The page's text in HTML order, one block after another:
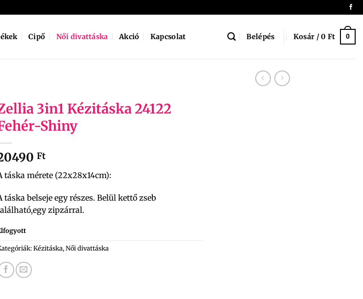
Cipő Női divattáska Akció Kapcsolat Belépés Kosár /0 Ft 0
3in1 Kézitáska 24122
Shiny
Ft
táska mérete (22x28x14cm):
táska belseje egy részes. Belül kettő zseb
zipzárral.
Kézitáska,Női divattáska